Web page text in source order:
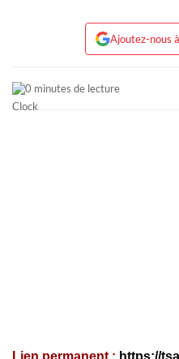
Ajoutez-nous
0 minutes de lecture